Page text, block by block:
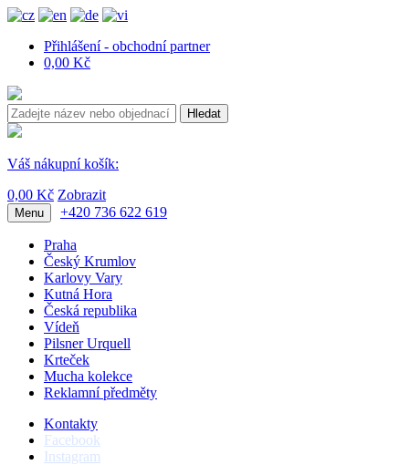
Přihlášení - obchodní partner
0,00 Kč
Hledat
Váš nákupní košík:
0,00 Kč Zobrazit
Menu +420 736 622 619
Praha
Český Krumlov
Karlovy Vary
Kutná Hora
Česká republika
Vídeň
Pilsner Urquell
Krteček
Mucha kolekce
Reklamní předměty
Kontakty
Facebook
Instagram